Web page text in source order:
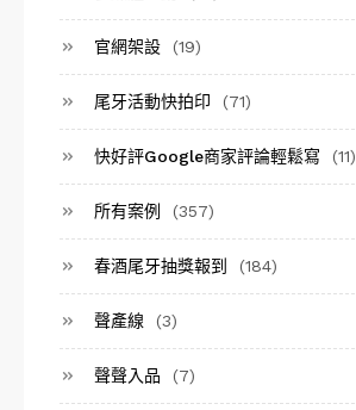
官網架設 (19)
尾牙活動快拍印 (71)
快好評Google商家評論輕鬆寫 (11)
所有案例 (357)
春酒尾牙抽獎報到 (184)
聲產線 (3)
聲聲入品 (7)